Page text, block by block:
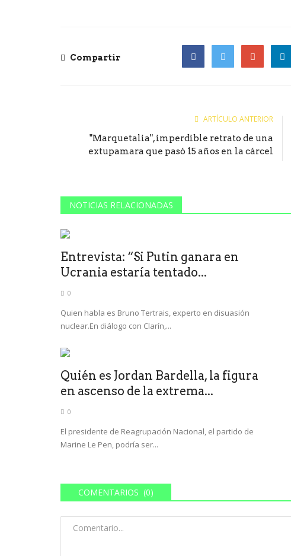
Compartir
ARTÍCULO ANTERIOR
"Marquetalia", imperdible retrato de una
extupamara que pasó 15 años en la cárcel
NOTICIAS RELACIONADAS
Entrevista: “Si Putin ganara en
Ucrania estaría tentado...
0
Quien habla es Bruno Tertrais, experto en disuasión
nuclear.En diálogo con Clarín,...
Quién es Jordan Bardella, la figura
en ascenso de la extrema...
0
El presidente de Reagrupación Nacional, el partido de
Marine Le Pen, podría ser...
COMENTARIOS (0)